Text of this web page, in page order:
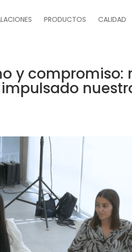
PRODUCTOS CALIDAD
y compromiso: